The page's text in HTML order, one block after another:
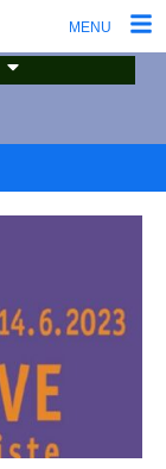
MENU